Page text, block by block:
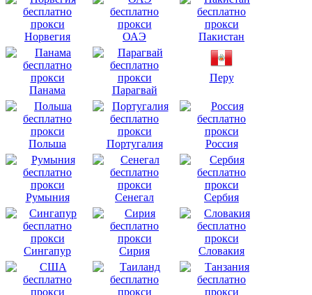
Норвегия ОАЭ Пакистан
Панама Парагвай
Перу
Польша Португалия Россия
Румыния Сенегал Сербия
Сингапур Сирия Словакия